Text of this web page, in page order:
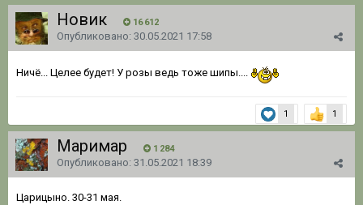
Новик 16 612
Опубликовано: 30.05.2021 17:58
Ничё... Целее будет! У розы ведь тоже шипы....
1 1
Маримар 1 284
Опубликовано: 31.05.2021 18:39
Царицыно. 30-31 мая.